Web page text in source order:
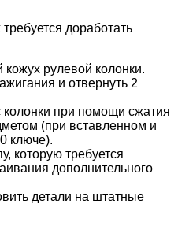
доработать
кожух рулевой колонки.
и отвернуть 2
колонки при помощи сжатия
(при вставленном и
ключе).
которую требуется
дополнительного
детали на штатные